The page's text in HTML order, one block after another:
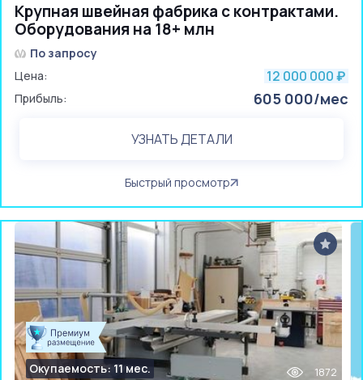
Крупная швейная фабрика с контрактами.
Оборудования на 18+ млн
По запросу
Цена:
12 000 000 ₽
Прибыль: 605 000/мес
УЗНАТЬ ДЕТАЛИ
Быстрый просмотр
Окупаемость: 11 мес. 1872